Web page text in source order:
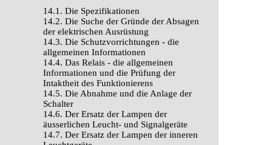
14.1. Die Spezifikationen
14.2. Die Suche der Gründe der Absagen
der elektrischen Ausrüstung
14.3. Die Schutzvorrichtungen - die
allgemeinen Informationen
14.4. Das Relais - die allgemeinen
Informationen und die Prüfung der
Intaktheit des Funktionierens
14.5. Die Abnahme und die Anlage der
Schalter
14.6. Der Ersatz der Lampen der
äusserlichen Leucht- und Signalgeräte
14.7. Der Ersatz der Lampen der inneren